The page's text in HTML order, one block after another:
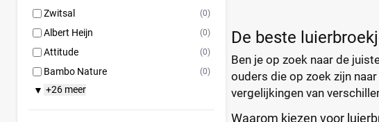
Zwitsal (0)
Albert Heijn (0)
Attitude (0)
Bambo Nature (0)
Bebino
Bonbébé (0)
▼ +26 meer
De beste
Ben je op zoek naar de
ouders die op zoek zijn
vergelijkingen van
Waarom kiezen voor